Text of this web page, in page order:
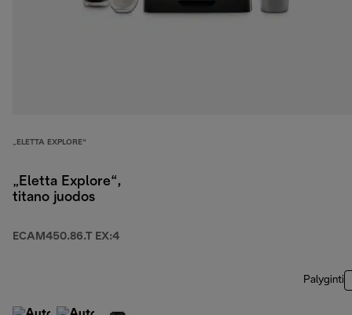
„ELETTA EXPLORE“
„Eletta Explore“,
titano juodos
ECAM450.86.T EX:4
Palyginti